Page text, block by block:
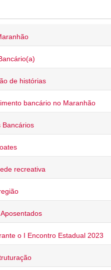
de histórias
bancário no Maranhão
Bancários
recreativa
o I Encontro Estadual 2023